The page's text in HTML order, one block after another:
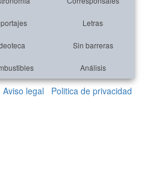
Letras
Sin barreras
Análisis
Aviso legal Politica de privacidad